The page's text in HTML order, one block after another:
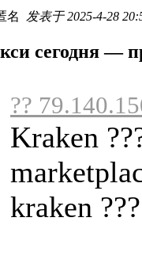
名 发表于 2025-4-28
сегодня —
??
Kraken
kraken